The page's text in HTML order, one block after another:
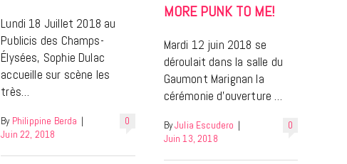
Lundi 18 Juillet 2018 au
Publicis des Champs-
Élysées, Sophie Dulac
accueille sur scène les
très…
0
By Philippine Berda |
Juin 22, 2018
MORE PUNK TO ME!
Mardi 12 juin 2018 se
déroulait dans la salle du
Gaumont Marignan la
cérémonie d’ouverture …
0
ByJulia Escudero |
Juin 13, 2018